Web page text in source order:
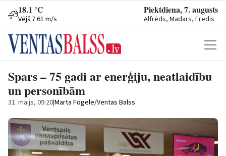
18.1 °C
Vējš 7.61 m/s
Piektdiena, 7. augusts
Alfrēds, Madars, Fredis
Spars – 75 gadi ar enerģiju, neatlaidību
un personībām
31. maijs, 09:20|Marta Fogele/Ventas Balss